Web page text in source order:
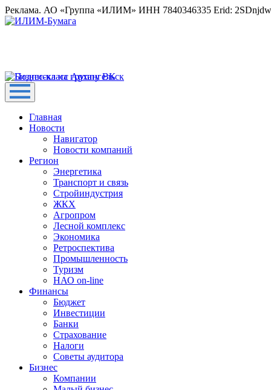
Реклама. АО «Группа «ИЛИМ» ИНН 7840346335 Erid:
Главная
Новости
Навигатор
Новости компаний
Регион
Энергетика
Транспорт и связь
Стройиндустрия
ЖКХ
Агропром
Лесной комплекс
Экономика
Ретроспектива
Промышленность
Туризм
НАО on-line
Финансы
Бюджет
Инвестиции
Банки
Страхование
Налоги
Советы аудитора
Бизнес
Компании